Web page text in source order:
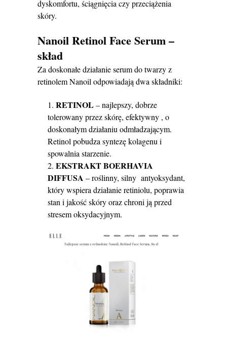
dyskomfortu, ściągnięcia czy przeciążenia
skóry.
Nanoil Retinol Face Serum –
skład
Za doskonałe działanie serum do twarzy z
retinolem Nanoil odpowiadają dwa składniki:
RETINOL– najlepszy, dobrze
tolerowany przez skórę, efektywny , o
doskonałym działaniu odmładzającym.
Retinol pobudza syntezę kolagenu i
spowalnia starzenie.
EKSTRAKT BOERHAVIA
DIFFUSA – roślinny, silny antyoksydant,
który wspiera działanie retiniolu, poprawia
stan i jakość skóry oraz chroni ją przed
stresem oksydacyjnym.